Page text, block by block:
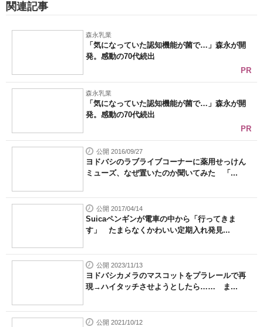
関連記事
森永乳業
「気になっていた認知機能が菌で…」森永が開
発。感動の70代続出
PR
森永乳業
「気になっていた認知機能が菌で…」森永が開
発。感動の70代続出
PR
公開 2016/09/27
ヨドバシのラブライブコーナーに薬用せっけん
ミューズ、なぜ置いたのか聞いてみた 「...
公開 2017/04/14
Suicaペンギンが電車の中から「行ってきま
す」 たまらなくかわいい定期入れ発見...
公開 2023/11/13
ヨドバシカメラのマスコットをプラレールで再
現→ハイタッチさせようとしたら…… ま...
公開 2021/10/12